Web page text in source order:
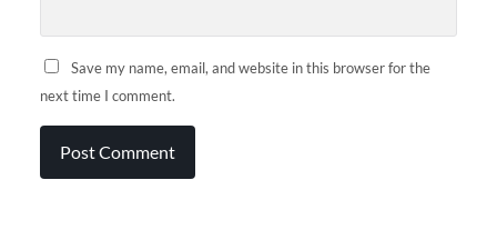
Save my name, email, and website in this browser for the
next time I comment.